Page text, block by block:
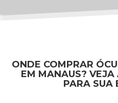
ONDE COMPRAR
EM MANAUS?
PARA SUA